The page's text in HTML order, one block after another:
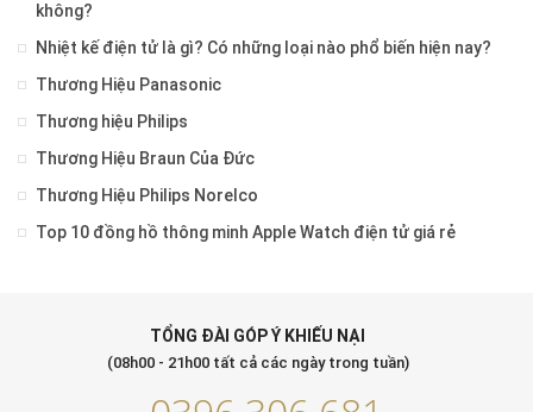
không?
Nhiệt kế điện tử là gì? Có những loại nào phổ biến hiện nay?
Thương Hiệu Panasonic
Thương hiệu Philips
Thương Hiệu Braun Của Đức
Thương Hiệu Philips Norelco
Top 10 đồng hồ thông minh Apple Watch điện tử giá rẻ
TỔNG ĐÀI GÓP Ý KHIẾU NẠI
(08h00 - 21h00 tất cả các ngày trong tuần)